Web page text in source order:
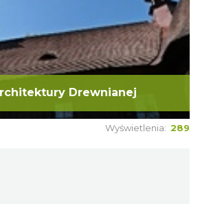
Drewnianej
Wyświetlenia: 289